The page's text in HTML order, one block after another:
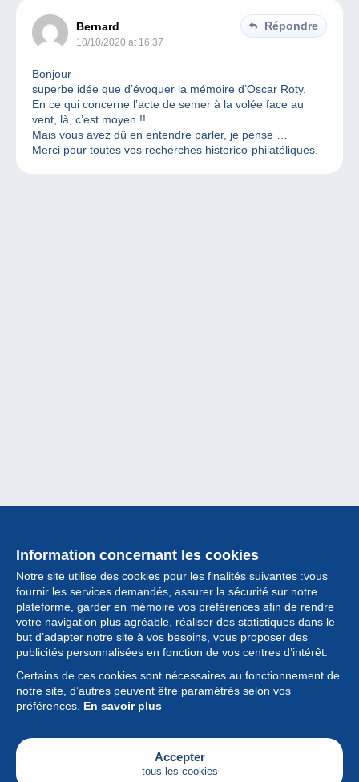
Bernard
10/10/2020 at 16:37
Répondre
Bonjour
superbe idée que d’évoquer la mémoire d’Oscar Roty.
En ce qui concerne l’acte de semer à la volée face au
vent, là, c’est moyen !!
Mais vous avez dû en entendre parler, je pense …
Merci pour toutes vos recherches historico-philatéliques.
Information concernant les cookies
Notre site utilise des cookies pour les finalités suivantes :vous
fournir les services demandés, assurer la sécurité sur notre
plateforme, garder en mémoire vos préférences afin de rendre
votre navigation plus agréable, réaliser des statistiques dans le
but d’adapter notre site à vos besoins, vous proposer des
publicités personnalisées en fonction de vos centres d’intérêt.
Certains de ces cookies sont nécessaires au fonctionnement de
notre site, d’autres peuvent être paramétrés selon vos
préférences. En savoir plus
Accepter
tous les cookies
Collection
Actualités
Fonctionnalités
Société